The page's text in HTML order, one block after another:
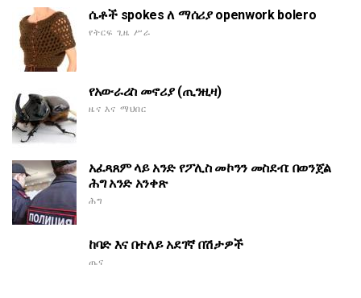
ሴቶች spokes ለ ማሰሪያ openwork bolero
የትርፍ ጊዜ ሥራ
የአውራሪስ መኖሪያ (ጢንዚዛ)
ዜና እና ማህበር
አፈጻጸም ላይ አንድ የፖሊስ መኮንን መስደብ: በወንጀል
ሕግ አንድ አንቀጽ
ሕግ
ከባድ እና በተለይ አደገኛ በሽታዎች
ጤና